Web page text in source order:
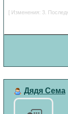
[ Изменения: 3.
Дядя Сема